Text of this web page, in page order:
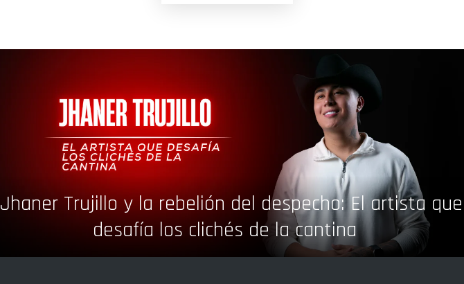
Jhaner Trujillo y la rebelión del despecho: El artista que
desafía los clichés de la cantina